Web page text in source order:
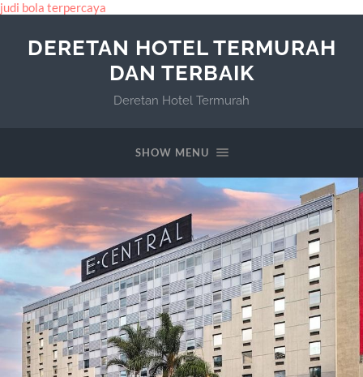
judi bola terpercaya
DERETAN HOTEL TERMURAH
DAN TERBAIK
Deretan Hotel Termurah
SHOW MENU